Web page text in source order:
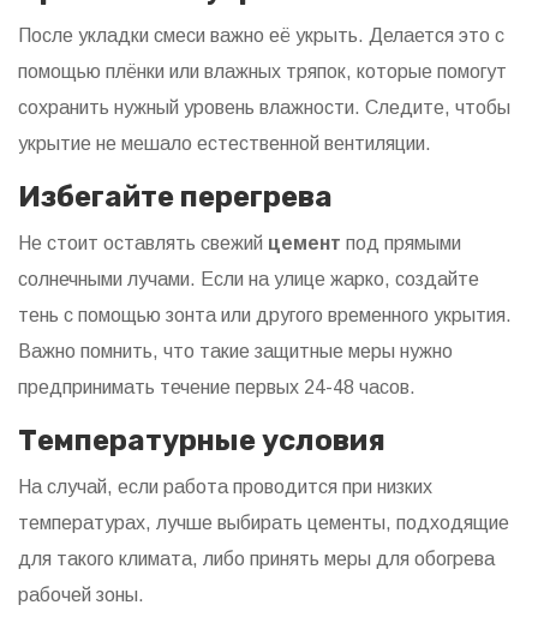
После укладки смеси важно её укрыть. Делается это с
помощью плёнки или влажных тряпок, которые помогут
сохранить нужный уровень влажности. Следите, чтобы
укрытие не мешало естественной вентиляции.
Избегайте перегрева
Не стоит оставлять свежий цемент под прямыми
солнечными лучами. Если на улице жарко, создайте
тень с помощью зонта или другого временного укрытия.
Важно помнить, что такие защитные меры нужно
предпринимать течение первых 24-48 часов.
Температурные условия
На случай, если работа проводится при низких
температурах, лучше выбирать цементы, подходящие
для такого климата, либо принять меры для обогрева
рабочей зоны.